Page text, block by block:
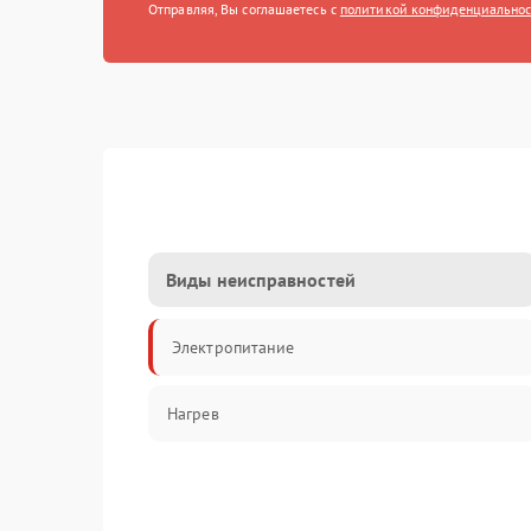
Отправляя, Вы соглашаетесь с политикой
Виды неисправностей
Электропитание
Нагрев